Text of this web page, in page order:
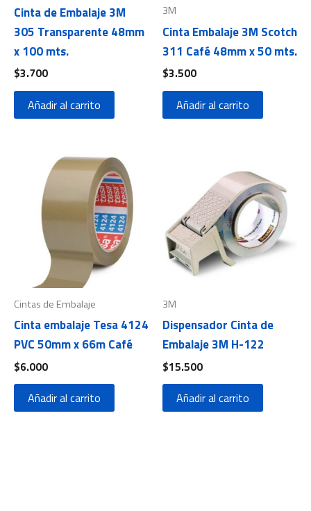
Cinta de Embalaje 3M
305 Transparente 48mm
x 100 mts.
$3.700
Añadir al carrito
3M
Cinta Embalaje 3M Scotch
311 Café 48mm x 50 mts.
$3.500
Añadir al carrito
Cintas de Embalaje
Cinta embalaje Tesa 4124
PVC 50mm x 66m Café
$6.000
Añadir al carrito
3M
Dispensador Cinta de
Embalaje 3M H-122
$15.500
Añadir al carrito